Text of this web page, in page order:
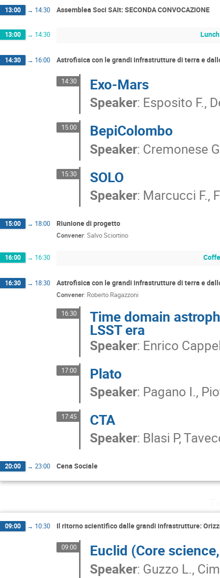
13:00 → 14:30 Assemblea Soci SAIt: SECONDA CONVOCAZIONE
13:00 → 14:30
14:30 → 16:00 Astrofisica con le grandi infrastrutture di terra e
14:30 Exo-Mars
Speaker: Esposito F.,
15:00 BepiColombo
Speaker: Cremonese
15:30 SOLO
Speaker: Marcucci F.,
15:00 → 18:00 Riunione di progetto
Convener: Salvo Sciortino
16:00 → 16:30
16:30 → 18:30 Astrofisica con le grandi infrastrutture di terra e
Convener: Roberto Ragazzoni
16:30 Time domain
LSST era
Speaker: Enrico
17:00 Plato
Speaker: Pagano I.,
17:45 CTA
Speaker: Blasi P,
20:00 → 23:00 Cena Sociale
09:00 → 10:30 Il ritorno scientifico dalle grandi infrastrutture:
09:00 Euclid (Core
Speaker: Guzzo L.,